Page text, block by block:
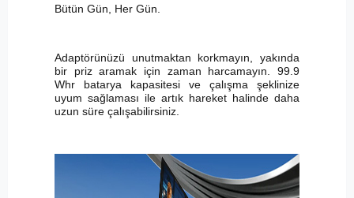
Bütün Gün, Her Gün.
Adaptörünüzü unutmaktan korkmayın, yakında
bir priz aramak için zaman harcamayın. 99.9
Whr batarya kapasitesi ve çalışma şeklinize
uyum sağlaması ile artık hareket halinde daha
uzun süre çalışabilirsiniz.